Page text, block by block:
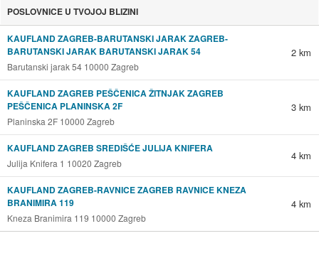
POSLOVNICE U TVOJOJ BLIZINI
KAUFLAND ZAGREB-BARUTANSKI JARAK ZAGREB-
BARUTANSKI JARAK BARUTANSKI JARAK 54
Barutanski jarak 54 10000 Zagreb
2 km
KAUFLAND ZAGREB PEŠČENICA ŽITNJAK ZAGREB
PEŠČENICA PLANINSKA 2F
Planinska 2F 10000 Zagreb
3 km
KAUFLAND ZAGREB SREDIŠĆE JULIJA KNIFERA
Julija Knifera 1 10020 Zagreb
4 km
KAUFLAND ZAGREB-RAVNICE ZAGREB RAVNICE KNEZA
BRANIMIRA 119
Kneza Branimira 119 10000 Zagreb
4 km